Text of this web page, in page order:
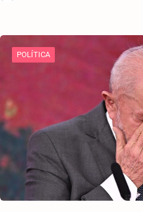
POLÍTICA